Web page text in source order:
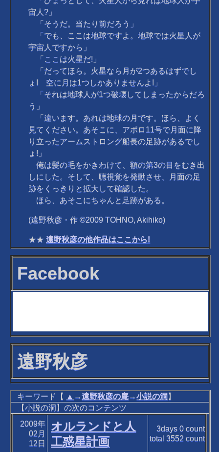
宙人?」
「そうだ。当たり前だろう」
「でも、ここは地球ですよ。地球では火星人が
宇宙人ですから」
「ここは火星だ!」
「だってほら。火星なら月が2つあるはずでし
ょ! 空に月は1つしかありませんよ!」
「それは地球人が1つ破壊してしまったからだろ
う」
「違います。あれは地球の月です。ほら、よく
見てください。あそこに、アポロ11号で月面に降
り立ったアームストロング船長の足跡があるでし
ょ!」
俺は髪の毛をかきわけて、額の第3の目をむき出
しにした。そして、聴視覚を発動させ、月面の足
跡をくっきりと拡大して確認した。
ほら、あそこにちゃんと足跡がある。
(遠野秋彦・作 ©2009 TOHNO, Akihiko)
★★遠野秋彦の他作品はここから!
Facebook
遠野秋彦
キーワード【 ▲ →遠野秋彦の庵→小説の洞 】
【小説の洞】の次のコンテンツ
2009年
02月
12日
オルランドと人
工惑星計画
3days 0count
total 3552 count